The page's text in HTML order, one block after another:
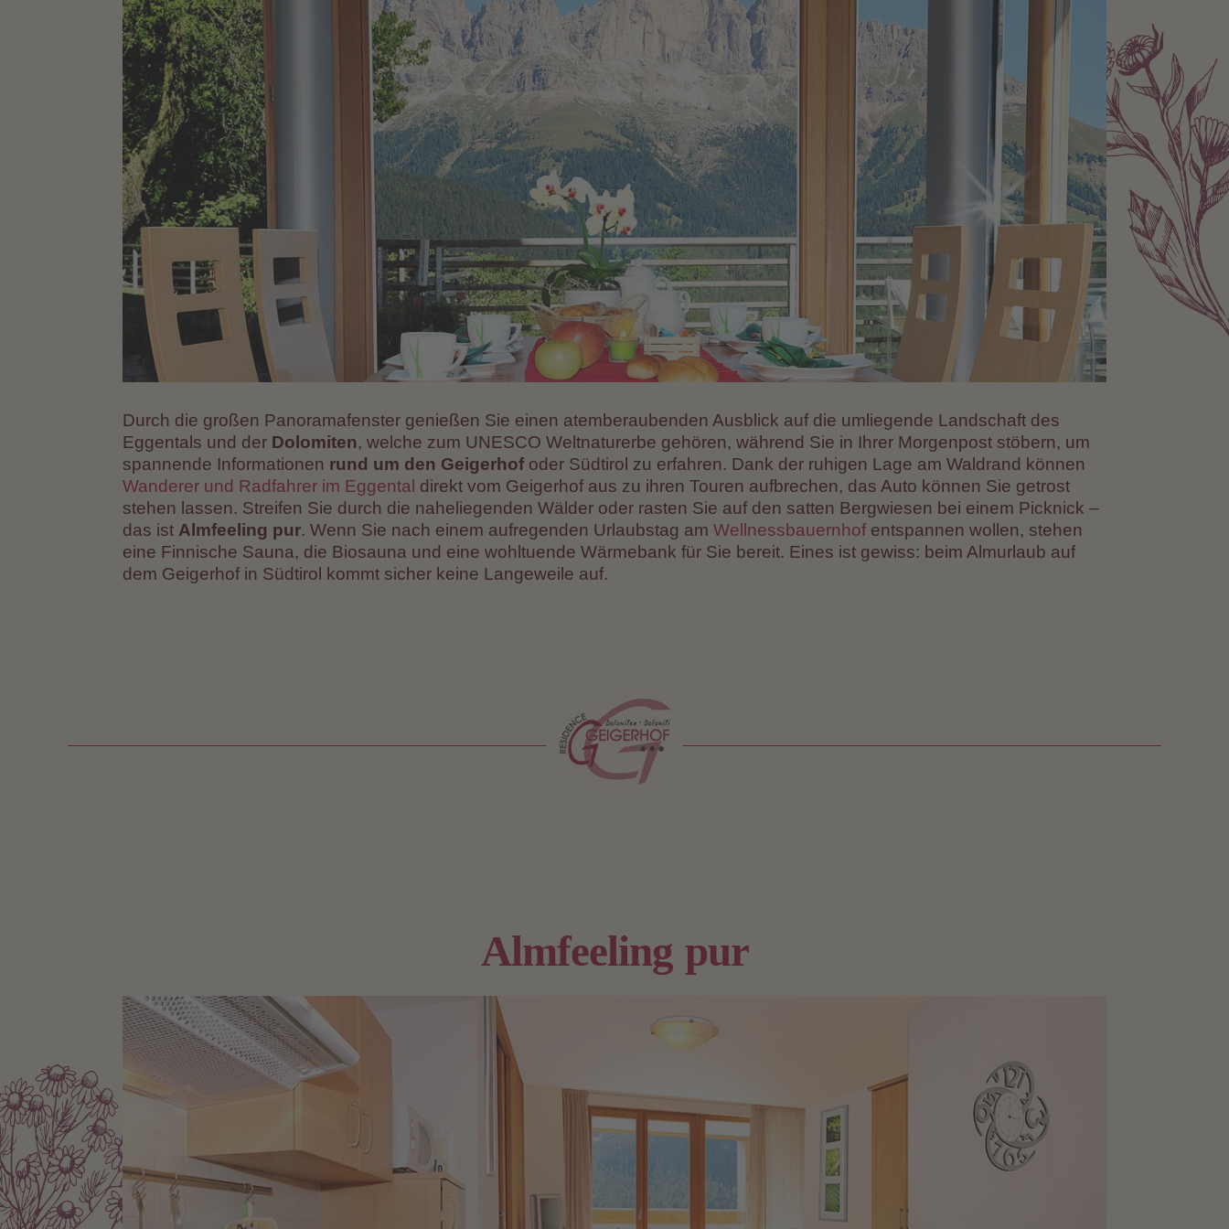
Durch die großen Panoramafenster genießen Sie einen atemberaubenden Ausblick auf die umliegende Landschaft des
Eggentals und der Dolomiten, welche zum UNESCO Weltnaturerbe gehören, während Sie in Ihrer Morgenpost stöbern, um
spannende Informationen rund um den Geigerhofoder Südtirol zu erfahren. Dank der ruhigen Lage am Waldrand können
Wanderer und Radfahrer im Eggental direkt vom Geigerhof aus zu ihren Touren aufbrechen, das Auto können Sie getrost
stehen lassen. Streifen Sie durch die naheliegenden Wälder oder rasten Sie auf den satten Bergwiesen bei einem Picknick –
das ist Almfeeling pur. Wenn Sie nach einem aufregenden Urlaubstag amWellnessbauernhof entspannen wollen, stehen
eine Finnische Sauna, die Biosauna und eine wohltuende Wärmebank für Sie bereit. Eines ist gewiss: beim Almurlaub auf
dem Geigerhof in Südtirol kommt sicher keine Langeweile auf.
Almfeeling pur